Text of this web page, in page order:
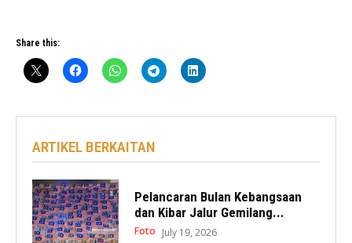
Share this:
ARTIKEL BERKAITAN
Pelancaran Bulan Kebangsaan
dan Kibar Jalur Gemilang...
Foto July 19, 2026